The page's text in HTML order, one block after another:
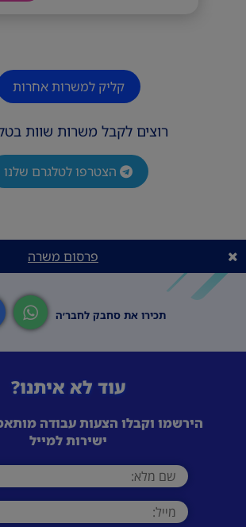
קליק למשרות אחרות
רוצים לקבל משרות שוות
הצטרפו לטלגרם שלנו
פרסום משרה
תכירו את סחבק לחבר׳ה
עוד לא איתנו?
הירשמו וקבלו הצעות עבודה
ישירות למייל